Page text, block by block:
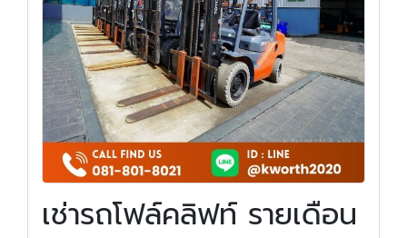
เช่ารถโฟล์คลิฟท์ รายเดือน